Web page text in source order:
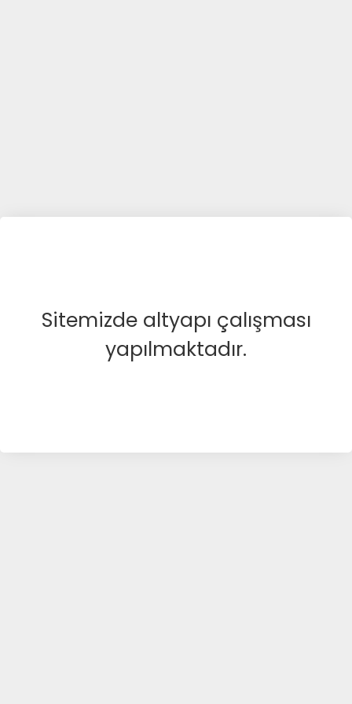
Sitemizde altyapı çalışması
yapılmaktadır.